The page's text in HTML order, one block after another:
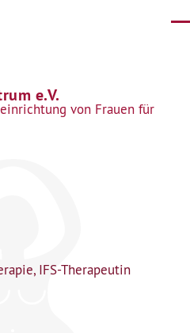
e.V.
von Frauen für
IFS-Therapeutin